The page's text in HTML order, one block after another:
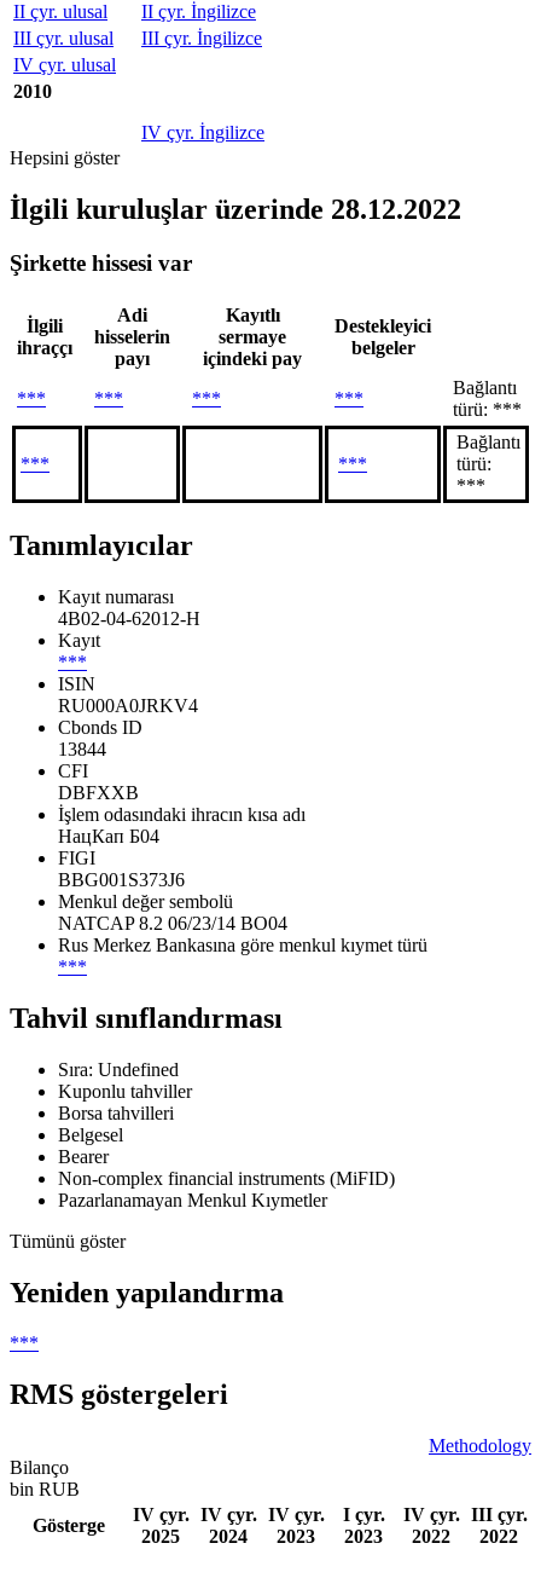
II çyr. ulusal
II çyr. İngilizce
III çyr. ulusal
III çyr. İngilizce
IV çyr. ulusal
2010
IV çyr. İngilizce
Hepsini göster
İlgili kuruluşlar üzerinde 28.12.2022
Şirkette hissesi var
İlgili
ihraççı
Adi
hisselerin
payı
Kayıtlı
sermaye
içindeki pay
Destekleyici
belgeler
*** *** *** ***
Bağlantı
türü: ***
*** ***
Bağlantı
türü:
***
Tanımlayıcılar
Kayıt numarası
4B02-04-62012-H
Kayıt
***
ISIN
RU000A0JRKV4
Cbonds ID
13844
CFI
DBFXXB
İşlem odasındaki ihracın kısa adı
НацКап Б04
FIGI
BBG001S373J6
Menkul değer sembolü
NATCAP 8.2 06/23/14 BO04
Rus Merkez Bankasına göre menkul kıymet türü
***
Tahvil sınıflandırması
Sıra: Undefined
Kuponlu tahviller
Borsa tahvilleri
Belgesel
Bearer
Non-complex financial instruments (MiFID)
Pazarlanamayan Menkul Kıymetler
Tümünü göster
Yeniden yapılandırma
***
RMS göstergeleri
Methodology
Bilanço
bin RUB
Gösterge
IV çyr.
2025
IV çyr.
2024
IV çyr.
2023
I çyr.
2023
IV çyr.
2022
III çyr.
2022